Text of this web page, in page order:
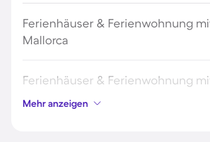
Ferienhäuser & Ferienwohnung
Mallorca
Ferienhäuser & Ferienwohnung
Mehr anzeigen